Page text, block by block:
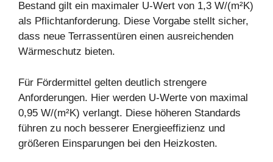
Bestand gilt ein maximaler U-Wert von 1,3 W/(m²K)
als Pflichtanforderung. Diese Vorgabe stellt sicher,
dass neue Terrassentüren einen ausreichenden
Wärmeschutz bieten.
Für Fördermittel gelten deutlich strengere
Anforderungen. Hier werden U-Werte von maximal
0,95 W/(m²K) verlangt. Diese höheren Standards
führen zu noch besserer Energieeffizienz und
größeren Einsparungen bei den Heizkosten.